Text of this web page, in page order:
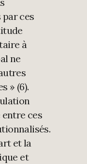
ces
à
ne
» (6).
entre ces
et la
et